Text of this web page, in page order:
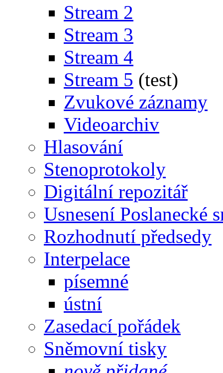
Stream 2
Stream 3
Stream 4
Stream 5 (test)
Zvukové záznamy
Videoarchiv
Hlasování
Stenoprotokoly
Digitální repozitář
Usnesení Poslanecké
Rozhodnutí předsedy
Interpelace
písemné
ústní
Zasedací pořádek
Sněmovní tisky